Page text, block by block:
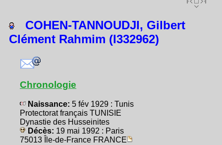
COHEN-TANNOUDJI, Gilbert
Clément Rahmim (I332962)
Chronologie
Naissance: 5 fév 1929 : Tunis
Protectorat français TUNISIE
Dynastie des Husseinites
Décès: 19 mai 1992 : Paris
75013 Île-de-France FRANCE